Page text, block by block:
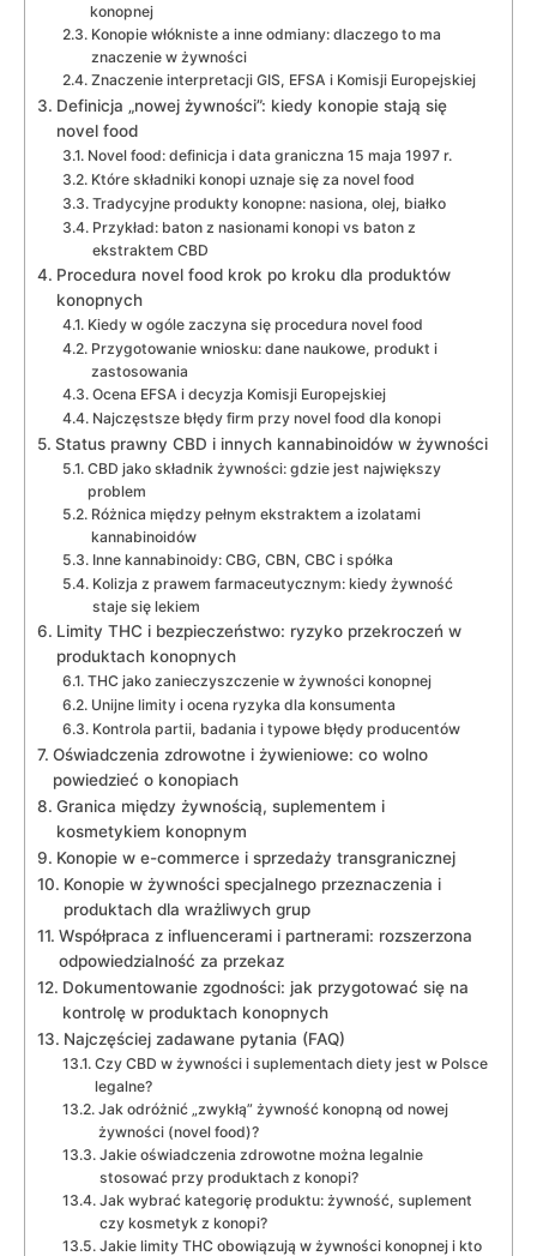
konopnej
Konopie włókniste a inne odmiany: dlaczego to ma
znaczenie w żywności
Znaczenie interpretacji GIS, EFSA i Komisji Europejskiej
Definicja „nowej żywności”: kiedy konopie stają się
novel food
Novel food: definicja i data graniczna 15 maja 1997 r.
Które składniki konopi uznaje się za novel food
Tradycyjne produkty konopne: nasiona, olej, białko
Przykład: baton z nasionami konopi vs baton z
ekstraktem CBD
Procedura novel food krok po kroku dla produktów
konopnych
Kiedy w ogóle zaczyna się procedura novel food
Przygotowanie wniosku: dane naukowe, produkt i
zastosowania
Ocena EFSA i decyzja Komisji Europejskiej
Najczęstsze błędy firm przy novel food dla konopi
Status prawny CBD i innych kannabinoidów w żywności
CBD jako składnik żywności: gdzie jest największy
problem
Różnica między pełnym ekstraktem a izolatami
kannabinoidów
Inne kannabinoidy: CBG, CBN, CBC i spółka
Kolizja z prawem farmaceutycznym: kiedy żywność
staje się lekiem
Limity THC i bezpieczeństwo: ryzyko przekroczeń w
produktach konopnych
THC jako zanieczyszczenie w żywności konopnej
Unijne limity i ocena ryzyka dla konsumenta
Kontrola partii, badania i typowe błędy producentów
Oświadczenia zdrowotne i żywieniowe: co wolno
powiedzieć o konopiach
Granica między żywnością, suplementem i
kosmetykiem konopnym
Konopie w e-commerce i sprzedaży transgranicznej
Konopie w żywności specjalnego przeznaczenia i
produktach dla wrażliwych grup
Współpraca z influencerami i partnerami: rozszerzona
odpowiedzialność za przekaz
Dokumentowanie zgodności: jak przygotować się na
kontrolę w produktach konopnych
Najczęściej zadawane pytania (FAQ)
Czy CBD w żywności i suplementach diety jest w Polsce
legalne?
Jak odróżnić „zwykłą” żywność konopną od nowej
żywności (novel food)?
Jakie oświadczenia zdrowotne można legalnie
stosować przy produktach z konopi?
Jak wybrać kategorię produktu: żywność, suplement
czy kosmetyk z konopi?
Jakie limity THC obowiązują w żywności konopnej i kto